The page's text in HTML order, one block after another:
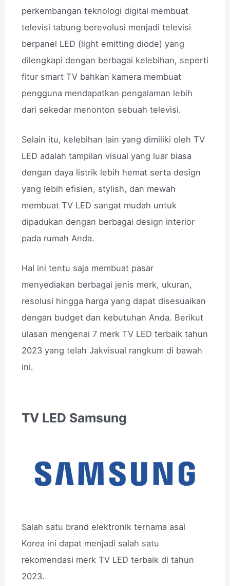
perkembangan teknologi digital membuat
televisi tabung berevolusi menjadi televisi
berpanel LED (light emitting diode) yang
dilengkapi dengan berbagai kelebihan, seperti
fitur smart TV bahkan kamera membuat
pengguna mendapatkan pengalaman lebih
dari sekedar menonton sebuah televisi.
Selain itu, kelebihan lain yang dimiliki oleh TV
LED adalah tampilan visual yang luar biasa
dengan daya listrik lebih hemat serta design
yang lebih efisien, stylish, dan mewah
membuat TV LED sangat mudah untuk
dipadukan dengan berbagai design interior
pada rumah Anda.
Hal ini tentu saja membuat pasar
menyediakan berbagai jenis merk, ukuran,
resolusi hingga harga yang dapat disesuaikan
dengan budget dan kebutuhan Anda. Berikut
ulasan mengenai 7 merk TV LED terbaik tahun
2023 yang telah Jakvisual rangkum di bawah
ini.
TV LED Samsung
Salah satu brand elektronik ternama asal
Korea ini dapat menjadi salah satu
rekomendasi merk TV LED terbaik di tahun
2023.